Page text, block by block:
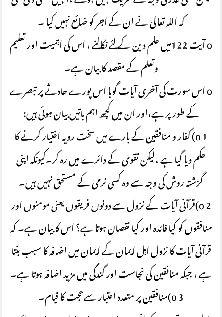
کہ اللہ تعالی نے ان کے اجر کو ضائع نہیں کیا ۔
o آیت 122میں علم دین کے لئے نکالنے ، اس کی اہمیت اور تعلیم
وتعلم کے مقصد کا بیان ہے۔
o اس سورت کی آخری آیات گویا اس پورے حادثے پر تبصرے
کے طور پر ہے،اور ان میں کچھ اہم باتیں بیان ہوئی ہیں:
o 1) کفار و منافقین کے بارے میں سخت رویہ اختیار کرنے کا
حکم دیا گیا ہے ،لیکن تقوی کے دائرے میں رہ کر۔کیونکہ اپنی
گزشتہ روش کی وجہ سے وہ کسی نرمی کے مستحق نہیں ہیں۔
o 2)قرآنی آیات کے نزول سے دونوں فریقوں یعنی مومنوں اور
منافقوں کو کیا فائدہ اور کیا نقصان ہوتا ہے؟ اس کا بیان ہے۔ کہ
قرآنی آیات کا نزول اہل ایمان کے ایمان میں اضافہ کا سبب بنتا
ہے ، جبکہ منافقین کی نجاست اور گندگی میں مزید اضافہ ہوتا ہے۔
o 3)منافقین پر متعدد اعتبار سےحجت کا قیام۔